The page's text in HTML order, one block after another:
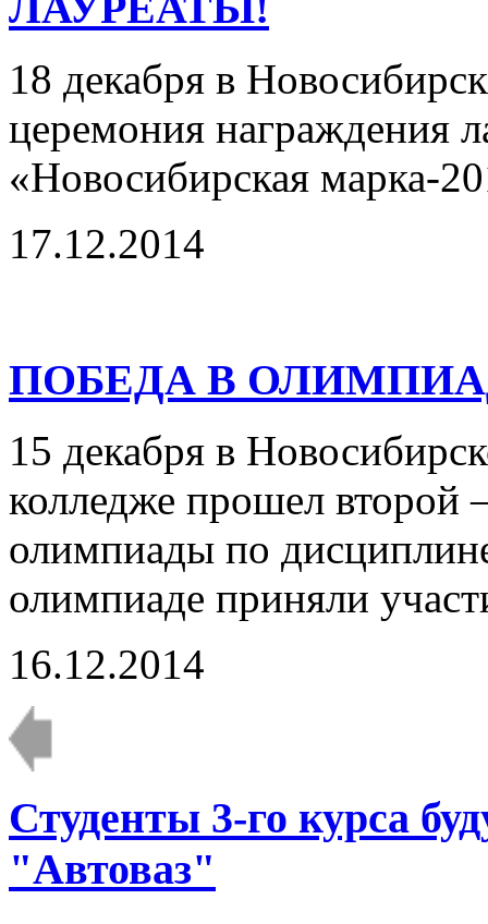
18 декабря в
церемония награждения
«Новосибирская марка-
17.12.2014
ПОБЕДА В
15 декабря в
колледже прошел второй
олимпиады по
олимпиаде приняли
16.12.2014
Студенты 3-го курса
"Автоваз"